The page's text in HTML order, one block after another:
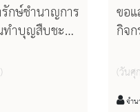
กษ์ชำนาญการ
ทำบุญสืบชะตา
ขอ
กิจ
(วัน
จำน